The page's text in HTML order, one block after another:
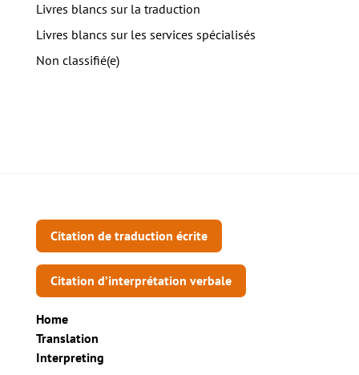
Livres blancs sur la traduction
Livres blancs sur les services spécialisés
Non classifié(e)
Citation de traduction écrite
Citation d’interprétation verbale
Home
Translation
Interpreting